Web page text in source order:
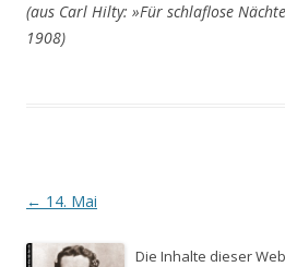
(aus Carl Hilty: »Für schlaflose
1908)
Beitrags-
← 14. Mai
Die Inhalte dieser